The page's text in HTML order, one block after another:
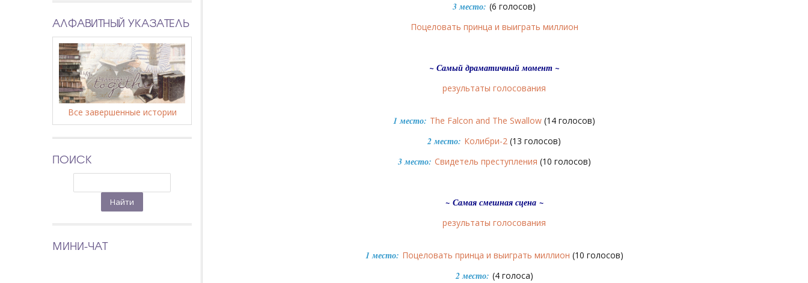
3 место: (6 голосов)
Поцеловать принца и выиграть миллион
~ Самый драматичный момент ~
результаты голосования
1 место: The Falcon and The Swallow (14 голосов)
2 место: Колибри-2 (13 голосов)
3 место: Свидетель преступления (10 голосов)
~ Самая смешная сцена~
результаты голосования
1 место: Поцеловать принца и выиграть миллион (10 голосов)
2 место: (4 голоса)
АЛФАВИТНЫЙ УКАЗАТЕЛЬ
Все завершенные истории
ПОИСК
МИНИ-ЧАТ